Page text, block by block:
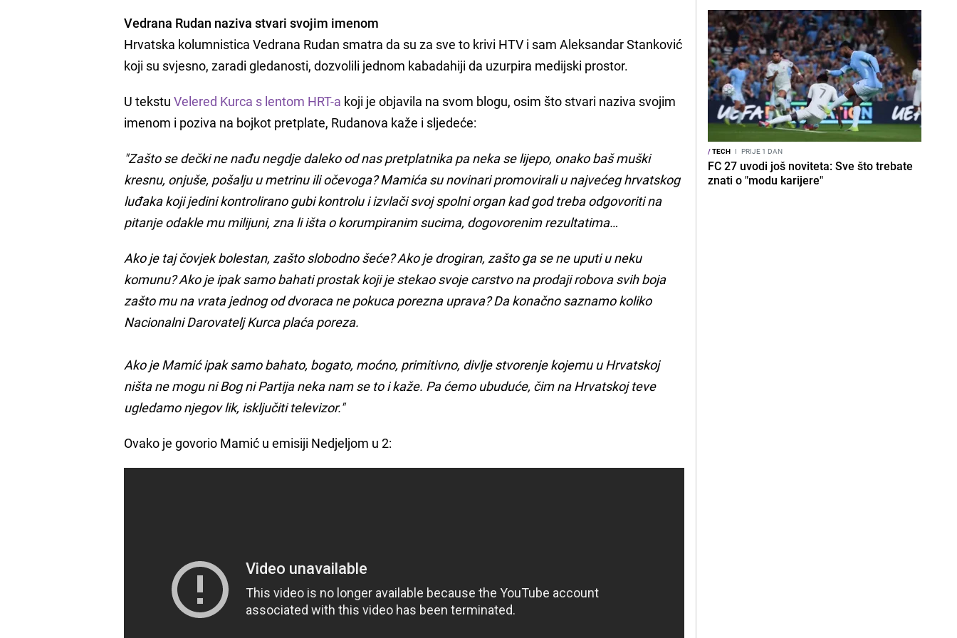
Vedrana Rudan naziva stvari svojim imenom
Hrvatska kolumnistica Vedrana Rudan smatra da su za sve to krivi HTV i sam Aleksandar Stanković
koji su svjesno, zaradi gledanosti, dozvolili jednom kabadahiji da uzurpira medijski prostor.
U tekstuVelered Kurca s lentom HRT-a koji je objavila na svom blogu, osim što stvari naziva svojim
imenom i poziva na bojkot pretplate, Rudanova kaže i sljedeće:
"Zašto se dečki ne nađu negdje daleko od nas pretplatnika pa neka se lijepo, onako baš muški
kresnu, onjuše, pošalju u metrinu ili očevoga? Mamića su novinari promovirali u najvećeg hrvatskog
luđaka koji jedini kontrolirano gubi kontrolu i izvlači svoj spolni organ kad god treba odgovoriti na
pitanje odakle mu milijuni, zna li išta o korumpiranim sucima, dogovorenim rezultatima…
Ako je taj čovjek bolestan, zašto slobodno šeće? Ako je drogiran, zašto ga se ne uputi u neku
komunu? Ako je ipak samo bahati prostak koji je stekao svoje carstvo na prodaji robova svih boja
zašto mu na vrata jednog od dvoraca ne pokuca porezna uprava? Da konačno saznamo koliko
Nacionalni Darovatelj Kurca plaća poreza.
Ako je Mamić ipak samo bahato, bogato, moćno, primitivno, divlje stvorenje kojemu u Hrvatskoj
ništa ne mogu ni Bog ni Partija neka nam se to i kaže. Pa ćemo ubuduće, čim na Hrvatskoj teve
ugledamo njegov lik, isključiti televizor."
Ovako je govorio Mamić u emisiji Nedjeljom u 2:
/TECH I PRIJE 1 DAN
FC 27 uvodi još noviteta: Sve što trebate
znati o "modu karijere"